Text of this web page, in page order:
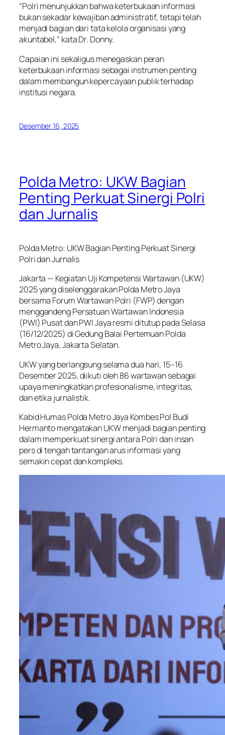
“Polri menunjukkan bahwa keterbukaan informasi
bukan sekadar kewajiban administratif, tetapi telah
menjadi bagian dari tata kelola organisasi yang
akuntabel,” kata Dr. Donny.
Capaian ini sekaligus menegaskan peran
keterbukaan informasi sebagai instrumen penting
dalam membangun kepercayaan publik terhadap
institusi negara.
Desember 16, 2025
Polda Metro: UKW Bagian
Penting Perkuat Sinergi Polri
dan Jurnalis
Polda Metro: UKW Bagian Penting Perkuat Sinergi
Polri dan Jurnalis
Jakarta — Kegiatan Uji Kompetensi Wartawan (UKW)
2025 yang diselenggarakan Polda Metro Jaya
bersama Forum Wartawan Polri (FWP) dengan
menggandeng Persatuan Wartawan Indonesia
(PWI) Pusat dan PWI Jaya resmi ditutup pada Selasa
(16/12/2025) di Gedung Balai Pertemuan Polda
Metro Jaya, Jakarta Selatan.
UKW yang berlangsung selama dua hari, 15–16
Desember 2025, diikuti oleh 86 wartawan sebagai
upaya meningkatkan profesionalisme, integritas,
dan etika jurnalistik.
Kabid Humas Polda Metro Jaya Kombes Pol Budi
Hermanto mengatakan UKW menjadi bagian penting
dalam memperkuat sinergi antara Polri dan insan
pers di tengah tantangan arus informasi yang
semakin cepat dan kompleks.